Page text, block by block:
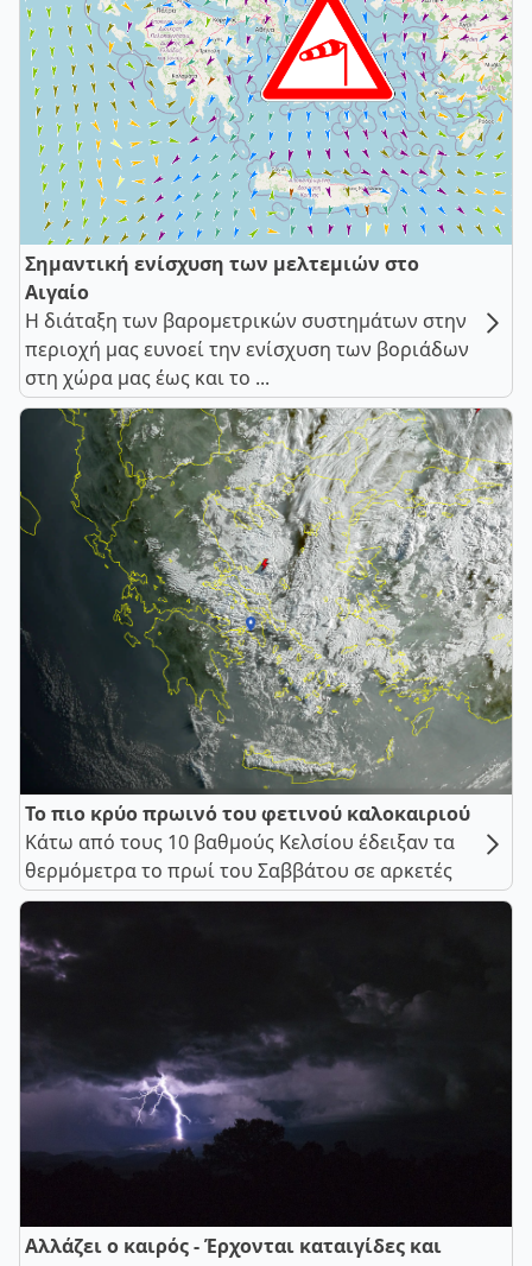
Σημαντική ενίσχυση των μελτεμιών στο
Αιγαίο
Η διάταξη των βαρομετρικών συστημάτων στην
περιοχή μας ευνοεί την ενίσχυση των βοριάδων
στη χώρα μας έως και το ...
Το πιο κρύο πρωινό του φετινού καλοκαιριού
Κάτω από τους 10 βαθμούς Κελσίου έδειξαν τα
θερμόμετρα το πρωί του Σαββάτου σε αρκετές
Αλλάζει ο καιρός - Έρχονται καταιγίδες και